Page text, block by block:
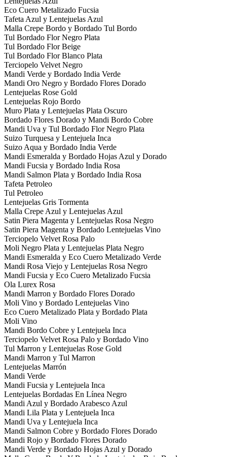
Eco Cuero Metalizado Fucsia
Tafeta Azul y Lentejuelas Azul
Malla Crepe Bordo y Bordado Tul Bordo
Tul Bordado Flor Negro Plata
Tul Bordado Flor Beige
Tul Bordado Flor Blanco Plata
Terciopelo Velvet Negro
Mandi Verde y Bordado India Verde
Mandi Oro Negro y Bordado Flores Dorado
Lentejuelas Rose Gold
Lentejuelas Rojo Bordo
Muro Plata y Lentejuelas Plata Oscuro
Bordado Flores Dorado y Mandi Bordo Cobre
Mandi Uva y Tul Bordado Flor Negro Plata
Suizo Turquesa y Lentejuela Inca
Suizo Aqua y Bordado India Verde
Mandi Esmeralda y Bordado Hojas Azul y Dorado
Mandi Fucsia y Bordado India Rosa
Mandi Salmon Plata y Bordado India Rosa
Tafeta Petroleo
Tul Petroleo
Lentejuelas Gris Tormenta
Malla Crepe Azul y Lentejuelas Azul
Satin Piera Magenta y Lentejuelas Rosa Negro
Satin Piera Magenta y Bordado Lentejuelas Vino
Terciopelo Velvet Rosa Palo
Moli Negro Plata y Lentejuelas Plata Negro
Mandi Esmeralda y Eco Cuero Metalizado Verde
Mandi Rosa Viejo y Lentejuelas Rosa Negro
Mandi Fucsia y Eco Cuero Metalizado Fucsia
Ola Lurex Rosa
Mandi Marron y Bordado Flores Dorado
Moli Vino y Bordado Lentejuelas Vino
Eco Cuero Metalizado Plata y Bordado Plata
Moli Vino
Mandi Bordo Cobre y Lentejuela Inca
Terciopelo Velvet Rosa Palo y Bordado Vino
Tul Marron y Lentejuelas Rose Gold
Mandi Marron y Tul Marron
Lentejuelas Marrón
Mandi Verde
Mandi Fucsia y Lentejuela Inca
Lentejuelas Bordadas En Línea Negro
Mandi Azul y Bordado Arabesco Azul
Mandi Lila Plata y Lentejuela Inca
Mandi Uva y Lentejuela Inca
Mandi Salmon Cobre y Bordado Flores Dorado
Mandi Rojo y Bordado Flores Dorado
Mandi Verde y Bordado Hojas Azul y Dorado